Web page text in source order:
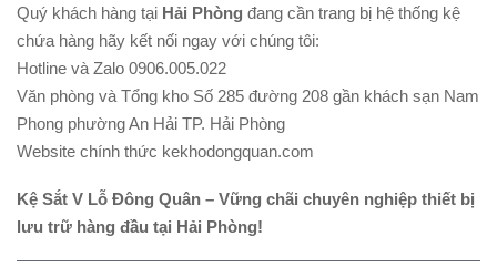
Quý khách hàng tại Hải Phòng đang cần trang bị hệ thống kệ
chứa hàng hãy kết nối ngay với chúng tôi:
Hotline và Zalo 0906.005.022
Văn phòng và Tổng kho Số 285 đường 208 gần khách sạn Nam
Phong phường An Hải TP. Hải Phòng
Website chính thức kekhodongquan.com
Kệ Sắt V Lỗ Đông Quân – Vững chãi chuyên nghiệp thiết bị
lưu trữ hàng đầu tại Hải Phòng!